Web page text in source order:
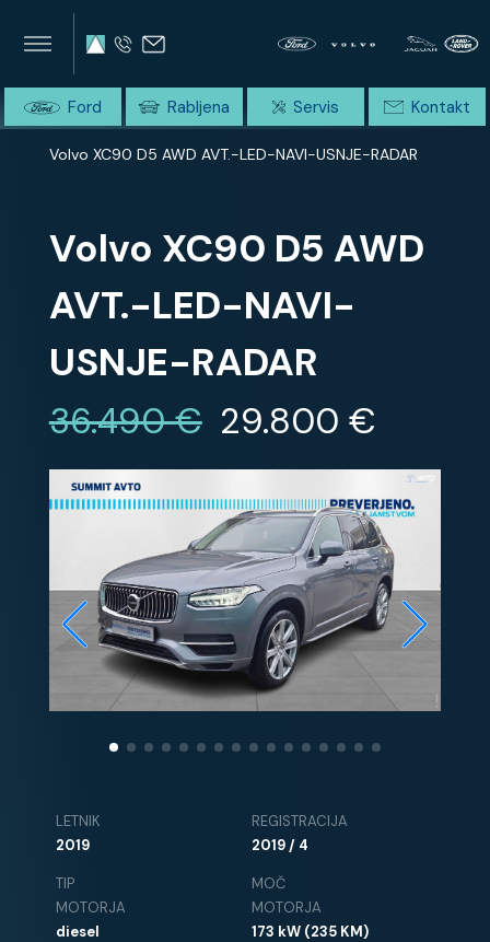
SUMMIT AVTO
Home
Domov
Celotna ponudba
Volvo XC90 D5 AWD AVT.-LED-NAVI-USNJE-RADAR
Volvo XC90 D5 AWD
AVT.-LED-NAVI-
USNJE-RADAR
36.490 € 29.800 €
LETNIK
2019
REGISTRACIJA
2019 / 4
TIP
MOTORJA
diesel
MOČ
MOTORJA
173 kW (235 KM)
Ford Rabljena Servis Kontakt
×
×